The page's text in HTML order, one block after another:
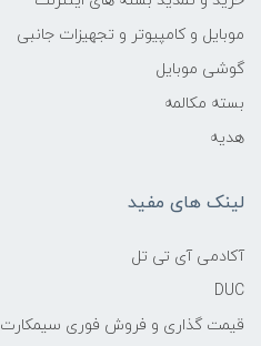
موبایل و کامپیوتر و تجهیزات جانبی
گوشی موبایل
بسته مکالمه
هدیه
لینک های مفید
آکادمی آی تی تل
DUC
قیمت گذاری و فروش فوری سیمکارت 0912